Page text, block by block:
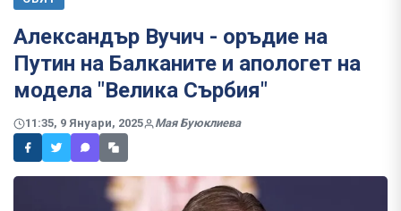
Александър Вучич - оръдие на
Путин на Балканите и апологет на
модела "Велика Сърбия"
11:35, 9 Януари, 2025 Мая Буюклиева